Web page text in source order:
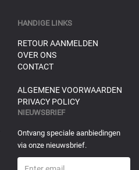
HANDIGE LINKS
RETOUR AANMELDEN
OVER ONS
CONTACT
ALGEMENE VOORWAARDEN
PRIVACY POLICY
NIEUWSBRIEF
Ontvang speciale aanbiedingen
via onze nieuwsbrief.